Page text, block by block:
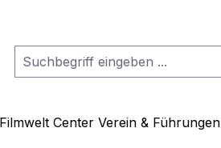
Filmwelt Center Verein & Führungen